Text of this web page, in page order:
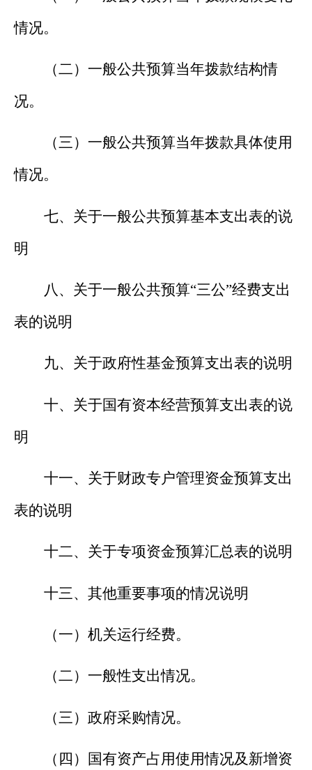
情况。
（二）一般公共预算当年拨款结构情
况。
（三）一般公共预算当年拨款具体使用
情况。
七、关于一般公共预算基本支出表的说
明
八、关于一般公共预算“三公”经费支出
表的说明
九、关于政府性基金预算支出表的说明
十、关于国有资本经营预算支出表的说
明
十一、关于财政专户管理资金预算支出
表的说明
十二、关于专项资金预算汇总表的说明
十三、其他重要事项的情况说明
（一）机关运行经费。
（二）一般性支出情况。
（三）政府采购情况。
（四）国有资产占用使用情况及新增资